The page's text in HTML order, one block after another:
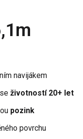
navijákem
seživotností 20+ let
pozink
povrchu